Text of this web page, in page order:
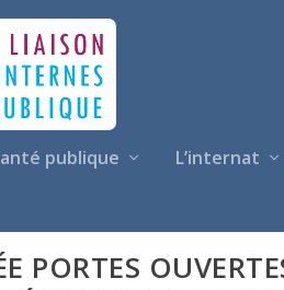
publique L’internat
PORTES